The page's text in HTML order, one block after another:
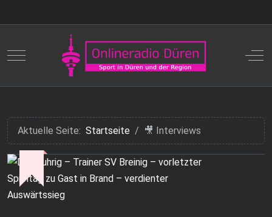
Mobile Menu Toggle
Aktuelle Seite: Startseite 🎥 Interviews